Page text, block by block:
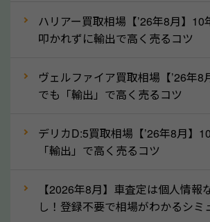
定を行い高価買取価格をつけやすく
ってきます！
月割りで返還されるものです。ですか
還付金は早めに売却するほど多く還
③自動車税の還付金の扱いに
ハリアー買取相場【’26年8月】10
叩かれずに輸出で高く売るコツ
ヴェルファイア買取相場【’26年8
でも「輸出」で高く売るコツ
デリカD:5買取相場【’26年8月】
「輸出」で高く売るコツ
【2026年8月】車査定は個人情報
し！登録不要で相場がわかるシミ